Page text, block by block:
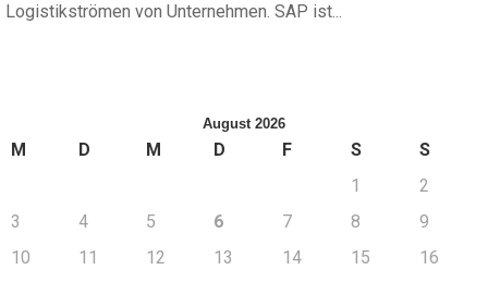
Logistikströmen von Unternehmen. SAP ist...
August 2026
M D M D F S
S
1
2
3
4 5 6 7 8
9
10
11 12 13 14 15
16